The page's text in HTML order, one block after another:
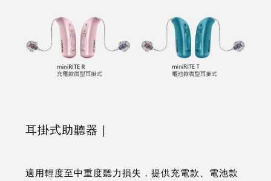
耳掛式助聽器｜
適用輕度至中重度聽力損失，提供充電款、電池款